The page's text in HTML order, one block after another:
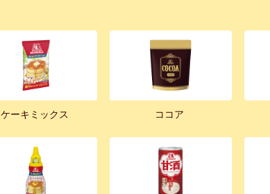
ケーキミックス ココア